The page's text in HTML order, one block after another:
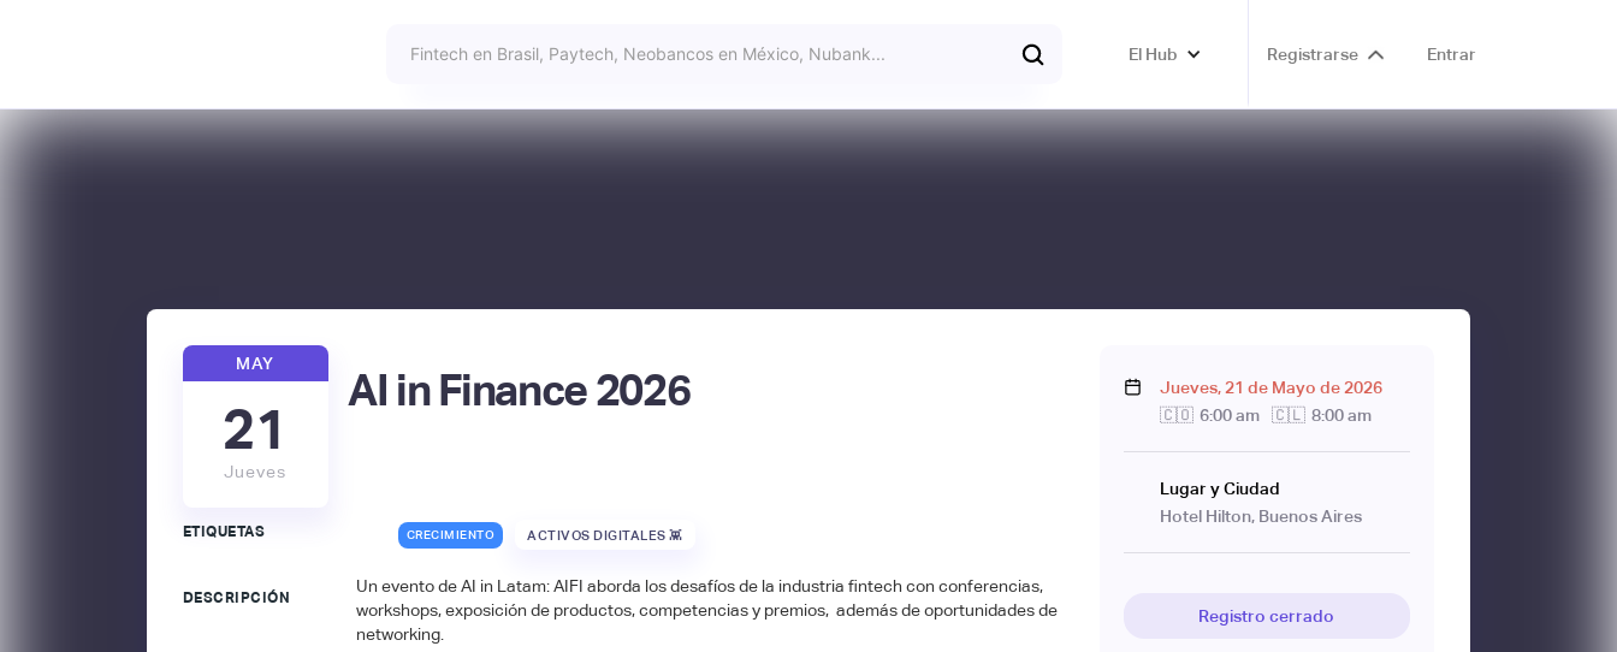
El Hub Registrarse Entrar
MAY
21
Jueves
AI in Finance 2026
ETIQUETAS CRECIMIENTO ACTIVOS DIGITALES 👾
DESCRIPCIÓN
Un evento de AI in Latam: AIFI aborda los desafíos de la industria fintech con conferencias,
workshops, exposición de productos, competencias y premios, además de oportunidades de
networking.
Jueves, 21 de Mayo de 2026
🇨🇴 6:00 am 🇨🇱 8:00 am
Lugar y Ciudad
Hotel Hilton, Buenos Aires
Registro cerrado